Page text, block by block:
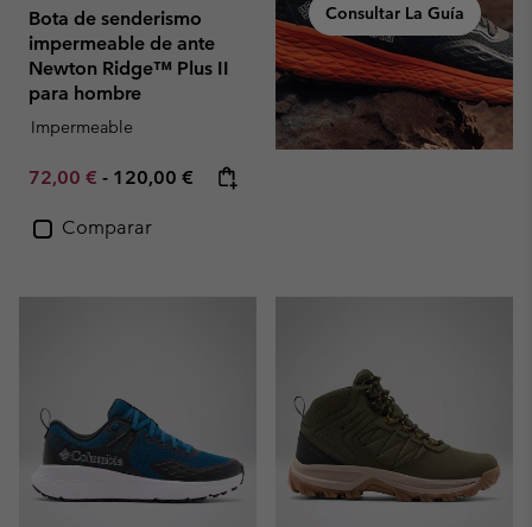
Bota de senderismo
impermeable de ante
Newton Ridge™ Plus II
para hombre
Impermeable
Minimum sale price:
72,00 € - Maximum price:
120,00 €
Comparar
Consultar La Guía